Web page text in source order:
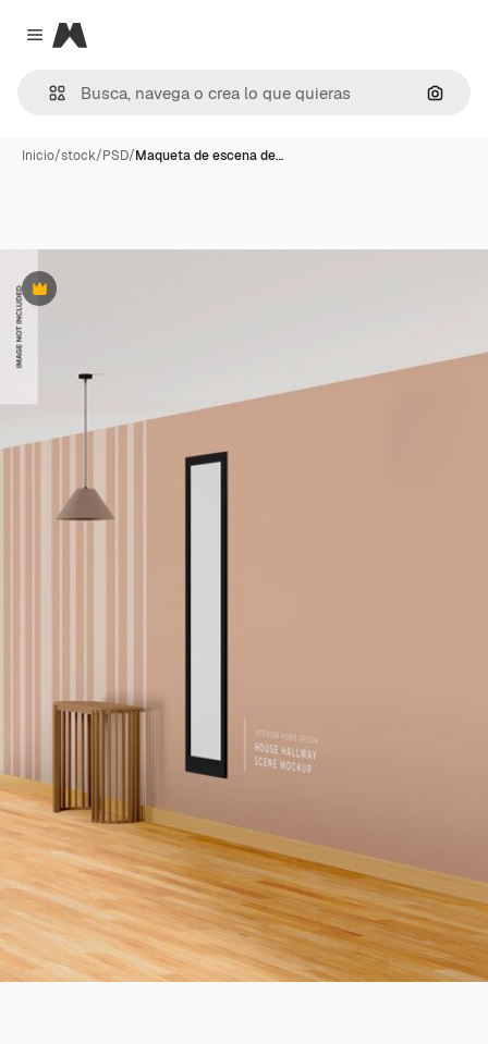
Close menu
Magnific
Inicio/stock/PSD/Maqueta de escena de…
Premium